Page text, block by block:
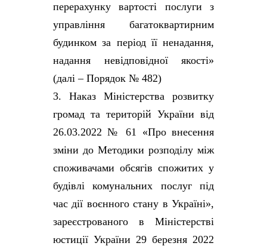
перерахунку вартості послуги з
управління багатоквартирним
будинком за період її ненадання,
надання невідповідної якості»
(далі – Порядок № 482)
3. Наказ Міністерства розвитку
громад та територій України від
26.03.2022 № 61 «Про внесення
зміни до Методики розподілу між
споживачами обсягів спожитих у
будівлі комунальних послуг під
час дії воєнного стану в Україні»,
зареєстрованого в Міністерстві
юстиції України 29 березня 2022